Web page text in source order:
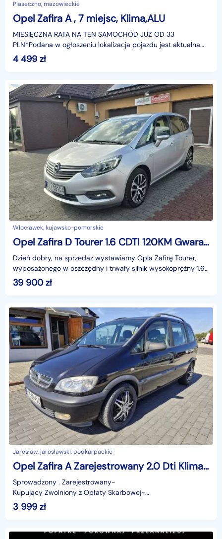
Piaseczno, mazowieckie
Opel Zafira A , 7 miejsc, Klima,ALU
MIESIĘCZNA RATA NA TEN SAMOCHÓD JUŻ OD 33
PLN*Podana w ogłoszeniu lokalizacja pojazdu jest aktualna
na dzień wystawienia ogłoszenia. Przed przyjazdem do
salonu
4 499 zł
Włocławek, kujawsko-pomorskie
Opel Zafira D Tourer 1.6 CDTI 120KM Gwarancja do 3 lat!
Dzień dobry, na sprzedaż wystawiamy Opla Zafirę Tourer,
wyposażonego w oszczędny i trwały silnik wysokoprężny 1.6
CDTI o mocy 120 KM. Samochód został sprowadzon
39 900zł
Jarosław, jarosławski, podkarpackie
Opel Zafira A Zarejestrowany 2.0 Dti Klima 7 Osobowy
Sprowadzony . Zarejestrowany-
Kupujący Zwolniony z Opłaty Skarbowej-
BezwypadkowyI Właściciel . Garażowany-- DAT
3 999 zł